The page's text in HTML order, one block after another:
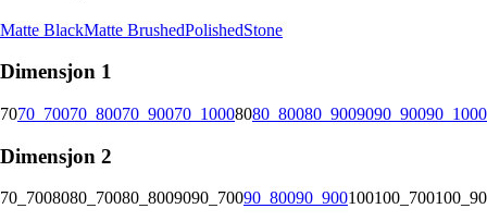
Matte BlackMatte BrushedPolishedStone
Dimensjon 1
7070_70070_80070_90070_10008080_80080_9009090_90090_1000
Dimensjon 2
70_7008080_70080_8009090_70090_80090_900100100_700